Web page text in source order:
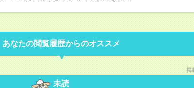
あなたの閲覧履歴からのオススメ
掲
未読